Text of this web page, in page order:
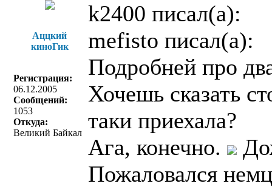
Аццкий
киноГик
Регистрация:
06.12.2005
Сообщений:
1053
Откуда:
Великий Байкал
k2400 писал(a):
mefisto писал(a):
Подробней про
Хочешь сказать
таки приехала?
Ага, конечно.
Пожаловался